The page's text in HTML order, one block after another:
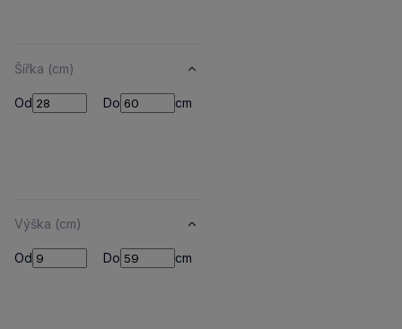
Šířka (cm)
Od Od Do Do cm
Výška (cm)
Od Od Do Do cm